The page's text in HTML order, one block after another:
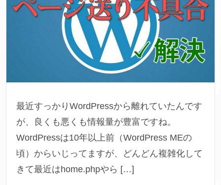
最近すっかりWordPressから離れていたんです
が、良くも悪くも情報量が豊富ですね。
WordPressは10年以上前（WordPress MEの
頃）からいじってますが、どんどん複雑化して
きて最近はhome.phpやら […]